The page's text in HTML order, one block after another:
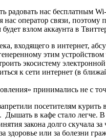
радовать нас бесплатным
нас оператор связи,
взлом аккаунта в
входящего в интернет,
этим устройством
экосистему
к сети интернет (в
принимались не с
посетителям
в кафе стало легче.
закона долго
здоровье или за болезни